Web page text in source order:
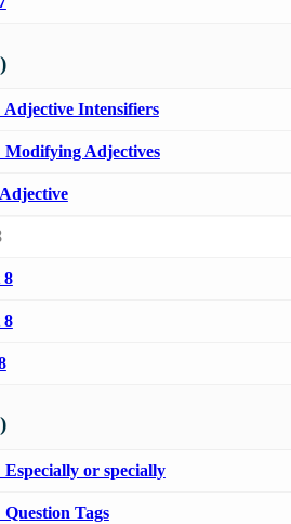
Intensifiers
Adjectives
8
8
or specially
Tags